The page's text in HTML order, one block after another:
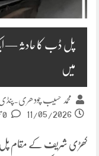
پل ڈب کا حادثہ —
میں
محمد حسیب چودھری۔پنڈی
11/05/2026
کھڑی شریف کے مقام پل